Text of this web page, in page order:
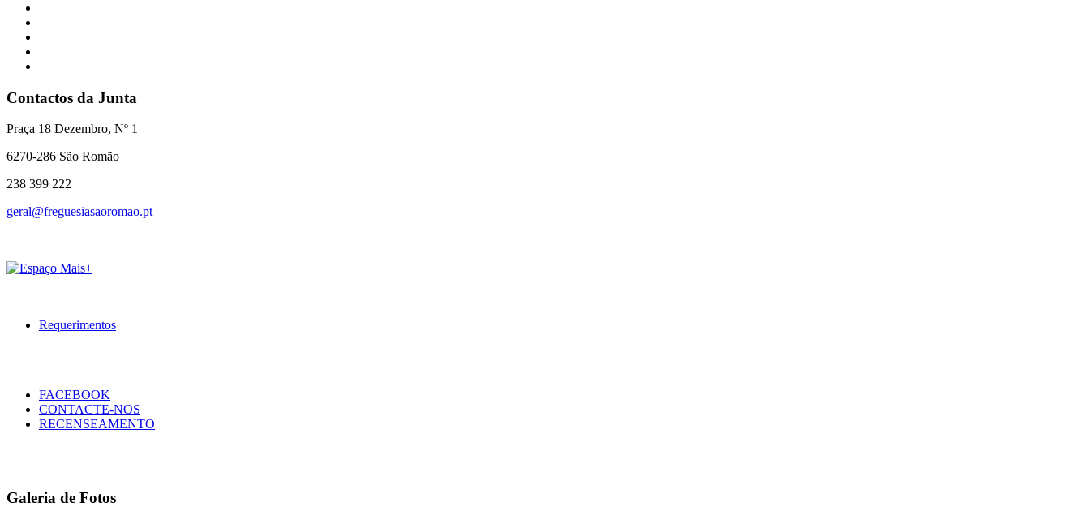
Contactos da Junta
Praça 18 Dezembro, Nº 1
6270-286 São Romão
238 399 222
geral@freguesiasaoromao.pt
Requerimentos
FACEBOOK
CONTACTE-NOS
RECENSEAMENTO
Galeria de Fotos